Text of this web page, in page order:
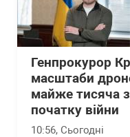
Генпрокурор
масштаби
майже тисяча
початку війни
10:56, Сьогодні